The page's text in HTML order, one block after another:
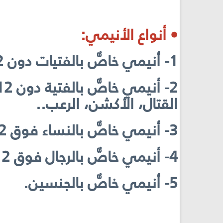
• أنواع الأنيمي:
1- أنيمي خاصٌّ بالفتيات دون 12 سنة ومضمونه الأزياء والمكياج...
القتال، الأكشن، الرعب..
3- أنيمي خاصٌّ بالنساء فوق 12 سنة.
4- أنيمي خاصٌّ بالرجال فوق 12 سنة.
5- أنيمي خاصٌّ بالجنسين.